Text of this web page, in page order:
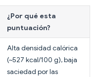
¿Por qué esta
puntuación?
Alta densidad calórica
(~527 kcal/100 g), baja
saciedad por las